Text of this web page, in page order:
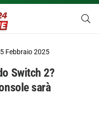
Febbraio 2025
Switch 2?
sarà